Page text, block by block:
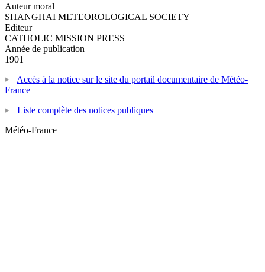
Auteur moral
SHANGHAI METEOROLOGICAL SOCIETY
Editeur
CATHOLIC MISSION PRESS
Année de publication
1901
Accès à la notice sur le site du portail documentaire de Météo-
France
Liste complète des notices publiques
Météo-France